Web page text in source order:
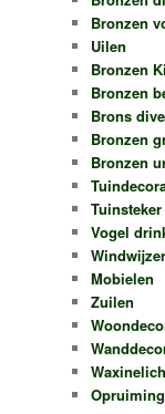
Bronzen
Uilen
Bronzen
Bronzen
Brons
Bronzen
Bronzen
Tuinsteker
Vogel
Mobielen
Zuilen
Opruiming